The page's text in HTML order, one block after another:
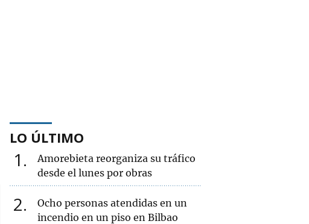
LO ÚLTIMO
1
Amorebieta reorganiza su tráfico
desde el lunes por obras
2
Ocho personas atendidas en un
incendio en un piso en Bilbao